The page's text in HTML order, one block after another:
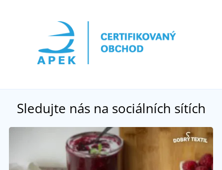
Sledujte nás na sociálních sítích